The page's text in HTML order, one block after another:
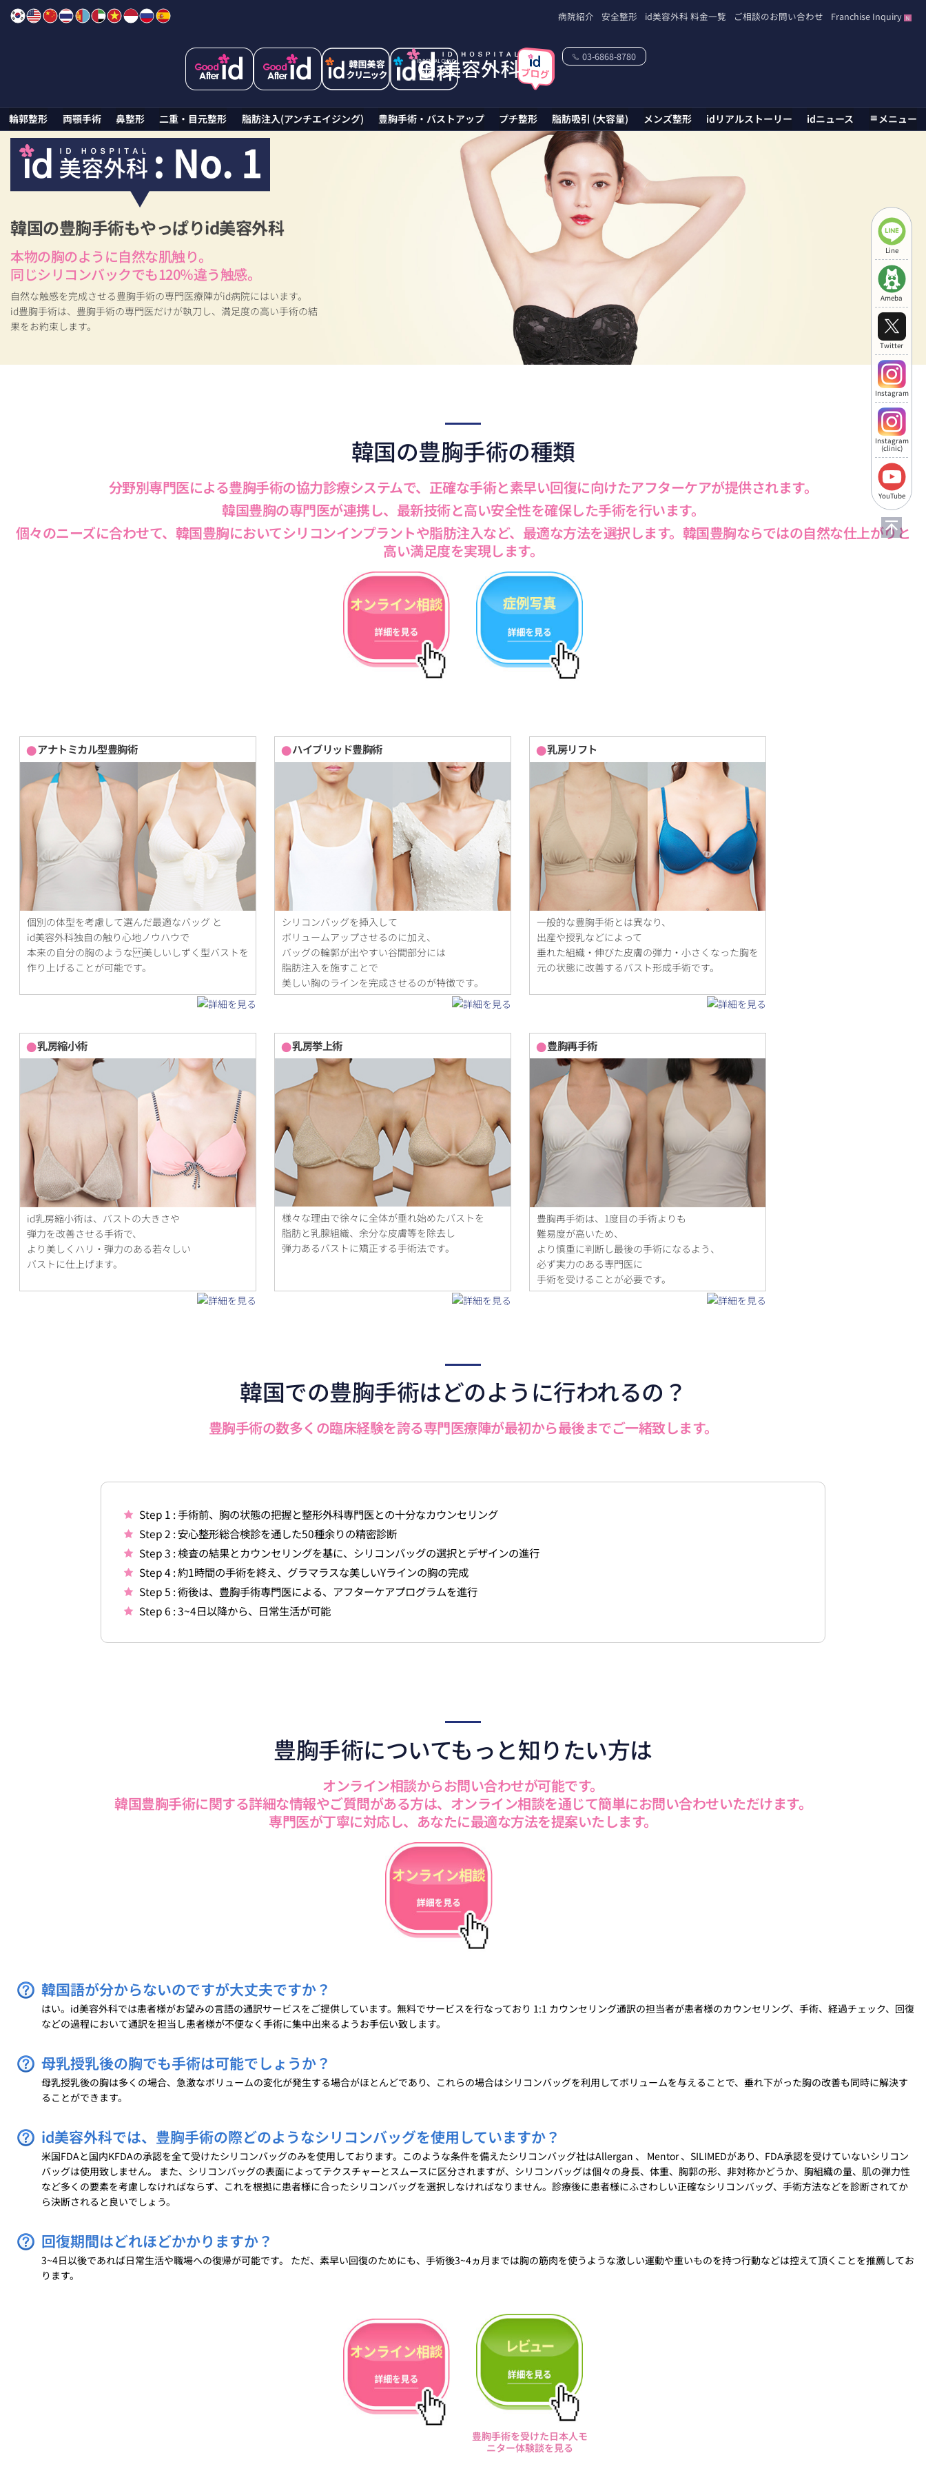
Skip
病院紹介 安全整形 id美容外科 料金一覧 ご相談のお問い合わせ Franchise Inquiry
輪郭整形 両顎手術 鼻整形 二重・目元整形 脂肪注入(アンチエイジング) 豊胸手術・バストアップ プチ整形 脂肪吸引 (大容量) メンズ整形 idリアルストーリー idニュース メニュー
03-6868-8780
Line
Ameba
Twitter
Instagram
Instagram
(clinic)
YouTube
HOME ハイブリッド豊胸術で理想のバストラインを実現 ハイブリッド豊胸術で理想のバストラインを実現
韓国の豊胸手術もやっぱりid美容外科
本物の胸のように自然な肌触り。
同じシリコンバックでも120％違う触感。
自然な触感を完成させる豊胸手術の専門医療陣がid病院にはいます。
id豊胸手術は、豊胸手術の専門医だけが執刀し、満足度の高い手術の結
果をお約束します。
韓国の豊胸手術の種類
分野別専門医による豊胸手術の協力診療システムで、正確な手術と素早い回復に向けたアフターケアが提供されます。
韓国豊胸の専門医が連携し、最新技術と高い安全性を確保した手術を行います。
個々のニーズに合わせて、 韓国豊胸においてシリコンインプラントや脂肪注入など、最適な方法を選択します。 韓国豊胸ならではの自然な仕上がりと
高い満足度を実現します。
アナトミカル型豊胸術
個別の体型を考慮して選んだ最適なバッグ と
id美容外科独自の触り心地ノウハウで
本来の自分の胸のような 美しいしずく型バストを
作り上げることが可能です。
ハイブリッド豊胸術
シリコンバッグを揷入して
ボリュームアップさせるのに加え、
バッグの輪郭が出やすい谷間部分には
脂肪注入を施すことで
美しい胸のラインを完成させるのが特徴です。
乳房リフト
一般的な豊胸手術とは異なり、
出産や授乳などによって
垂れた組織・伸びた皮膚の弾力・小さくなった胸を
元の状態に改善するバスト形成手術です。
乳房縮小術
id乳房縮小術は、バストの大きさや
弾力を改善させる手術で、
より美しくハリ・弾力のある若々しい
バストに仕上げます。
乳房挙上術
様々な理由で徐々に全体が垂れ始めたバストを
脂肪と乳腺組織、余分な皮膚等を除去し
弾力あるバストに矯正する手術法です。
豊胸再手術
豊胸再手術は、1度目の手術よりも
難易度が高いため、
より慎重に判断し最後の手術になるよう、
必ず実力のある専門医に
手術を受けることが必要です。
韓国での豊胸手術はどのように行われるの？
豊胸手術の数多くの臨床経験を誇る専門医療陣が最初から最後までご一緒致します。
Step 1 : 手術前、胸の状態の把握と整形外科専門医との十分なカウンセリング
Step 2 : 安心整形総合検診を通した50種余りの精密診断
Step 3 : 検査の結果とカウンセリングを基に、シリコンバッグの選択とデザインの進行
Step 4 : 約1時間の手術を終え、グラマラスな美しいYラインの胸の完成
Step 5 : 術後は、豊胸手術専門医による、アフターケアプログラムを進行
Step 6 : 3~4日以降から、日常生活が可能
豊胸手術についてもっと知りたい方は
オンライン相談からお問い合わせが可能です。
韓国豊胸手術に関する詳細な情報やご質問がある方は、オンライン相談を通じて簡単にお問い合わせいただけます。
専門医が丁寧に対応し、あなたに最適な方法を提案いたします。
韓国語が分からないのですが大丈夫ですか？
はい。id美容外科では患者様がお望みの言語の通訳サービスをご提供しています。無料でサービスを行なっており 1:1 カウンセリング通訳の担当者が患者様のカウンセリング、手術、経過チェック、回復
などの過程において通訳を担当し患者様が不便なく手術に集中出来るようお手伝い致します。
母乳授乳後の胸でも手術は可能でしょうか？
母乳授乳後の胸は多くの場合、急激なボリュームの変化が発生する場合がほとんどであり、これらの場合はシリコンバッグを利用してボリュームを与えることで、垂れ下がった胸の改善も同時に解決す
ることができます。
id美容外科では、豊胸手術の際どのようなシリコンバッグを使用していますか？
米国FDAと国内KFDAの承認を全て受けたシリコンバッグのみを使用しております。このような条件を備えたシリコンバッグ社はAllergan 、 Mentor 、SILIMEDがあり、FDA承認を受けていないシリコン
バッグは使用致しません。 また、シリコンバッグの表面によってテクスチャーとスムースに区分されますが、シリコンバッグは個々の身長、体重、胸郭の形、非対称かどうか、胸組織の量、肌の弾力性
など多くの要素を考慮しなければならず、これを根拠に患者様に合ったシリコンバッグを選択しなければなりません。診療後に患者様にふさわしい正確なシリコンバッグ、手術方法などを診断されてか
ら決断されると良いでしょう。
回復期間はどれほどかかりますか？
3~4日以後であれば日常生活や職場への復帰が可能です。 ただ、素早い回復のためにも、手術後3~4ヵ月までは胸の筋肉を使うような激しい運動や重いものを持つ行動などは控えて頂くことを推薦してお
ります。
豊胸手術を受けた日本人モ
ニター体験談を見る